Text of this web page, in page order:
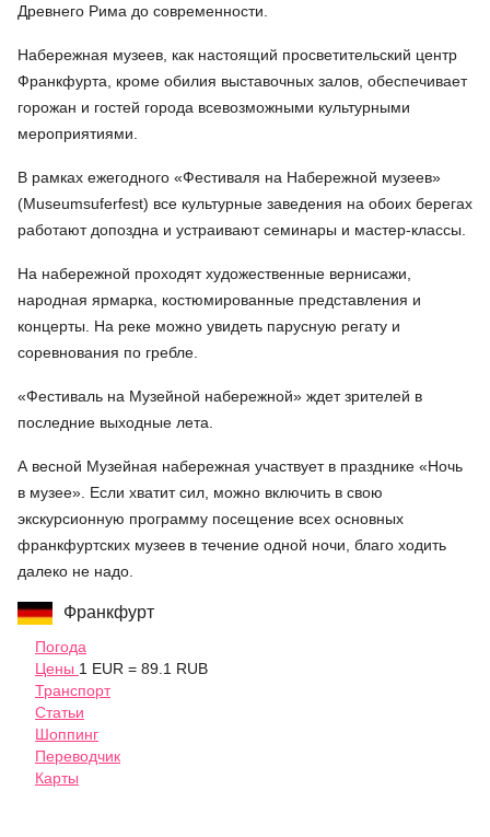
Древнего Рима до современности.
Набережная музеев, как настоящий просветительский центр
Франкфурта, кроме обилия выставочных залов, обеспечивает
горожан и гостей города всевозможными культурными
мероприятиями.
В рамках ежегодного «Фестиваля на Набережной музеев»
(Museumsuferfest) все культурные заведения на обоих берегах
работают допоздна и устраивают семинары и мастер-классы.
На набережной проходят художественные вернисажи,
народная ярмарка, костюмированные представления и
концерты. На реке можно увидеть парусную регату и
соревнования по гребле.
«Фестиваль на Музейной набережной» ждет зрителей в
последние выходные лета.
А весной Музейная набережная участвует в празднике «Ночь
в музее». Если хватит сил, можно включить в свою
экскурсионную программу посещение всех основных
франкфуртских музеев в течение одной ночи, благо ходить
далеко не надо.
Франкфурт
Погода
Цены 1 EUR = 89.1 RUB
Транспорт
Статьи
Шоппинг
Переводчик
Карты